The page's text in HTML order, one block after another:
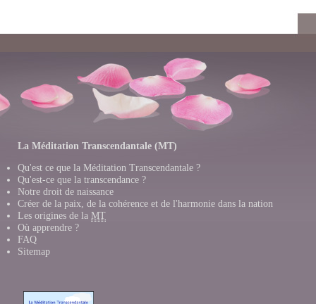
La Méditation Transcendantale (MT)
Qu'est ce que la Méditation Transcendantale ?
Qu'est-ce que la transcendance ?
Notre droit de naissance
Créer de la paix, de la cohérence et de l'harmonie dans la nation
Les origines de la MT
Où apprendre ?
FAQ
Sitemap